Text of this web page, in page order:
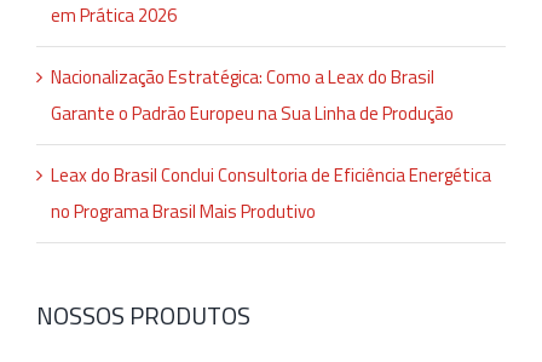
em Prática 2026
Nacionalização Estratégica: Como a Leax do Brasil
Garante o Padrão Europeu na Sua Linha de Produção
Leax do Brasil Conclui Consultoria de Eficiência Energética
no Programa Brasil Mais Produtivo
NOSSOS PRODUTOS